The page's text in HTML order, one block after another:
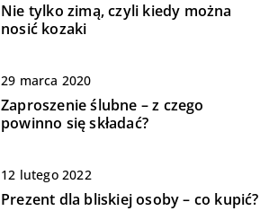
Nie tylko zimą, czyli kiedy można
nosić kozaki
29 marca 2020
Zaproszenie ślubne – z czego
powinno się składać?
12 lutego 2022
Prezent dla bliskiej osoby – co kupić?